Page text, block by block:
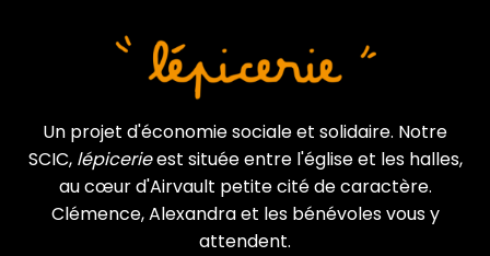
Un projet d'économie sociale et solidaire. Notre
SCIC, lépicerieest située entre l'église et les halles,
au cœur d'Airvault petite cité de caractère.
Clémence, Alexandra et les bénévoles vous y
attendent.